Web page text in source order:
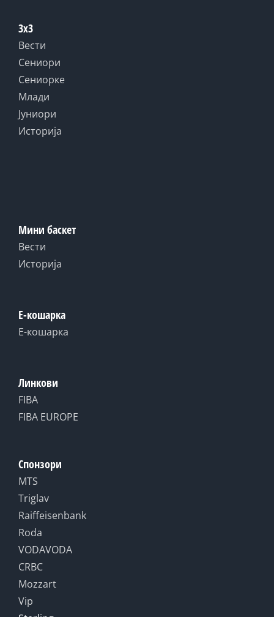
3x3
Вести
Сениори
Сениорке
Млади
Јуниори
Историја
Мини баскет
Вести
Историја
Е-кошарка
Е-кошарка
Линкови
FIBA
FIBA EUROPE
Спонзори
MTS
Triglav
Raiffeisenbank
Roda
VODAVODA
CRBC
Mozzart
Vip